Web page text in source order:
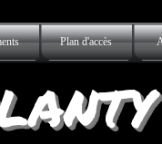
Sauter le menu
Plan d'accès